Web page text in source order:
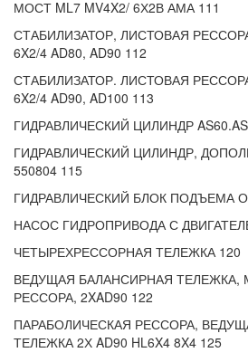
МОСТ ML7 MV4X2/ 6Х2В АМА 111
СТАБИЛИЗАТОР, ЛИСТОВАЯ
6X2/4 AD80, AD90 112
СТАБИЛИЗАТОР. ЛИСТОВАЯ
6X2/4 AD90, AD100 113
ГИДРАВЛИЧЕСКИЙ ЦИЛИНДР
ГИДРАВЛИЧЕСКИЙ ЦИЛИНДР,
550804 115
ГИДРАВЛИЧЕСКИЙ БЛОК ПОДЪЕМА
НАСОС ГИДРОПРИВОДА С
ЧЕТЫРЕХРЕССОРНАЯ ТЕЛЕЖКА 120
ВЕДУЩАЯ БАЛАНСИРНАЯ ТЕЛЕЖКА,
РЕССОРА, 2XAD90 122
ПАРАБОЛИЧЕСКАЯ РЕССОРА,
ТЕЛЕЖКА 2Х AD90 HL6X4 8X4 125